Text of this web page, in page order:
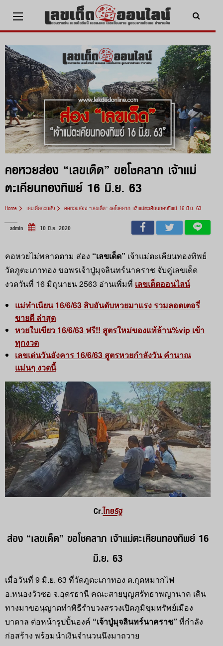
content
คอหวยส่อง “เลขเด็ด” ขอโชคลาภ เจ้าแม่
ตะเคียนทองทิพย์ 16 มิ.ย. 63
Home เลขเด็ดหวยดัง คอหวยส่อง “เลขเด็ด” ขอโชคลาภ เจ้าแม่ตะเคียนทองทิพย์ 16 มิ.ย. 63
admin 10 มิ.ย. 2020
คอหวยไม่พลาดตาม ส่อง “เลขเด็ด” เจ้าแม่ตะเคียนทองทิพย์
วัดภูตะเภาทอง ขอพรเจ้าปู่มุจลินทร์นาคราช จับคู่เลขเด็ด
งวดวันที่ 16 มิถุนายน 2563 อ่านเพิ่มที่ เลขเด็ดออนไลน์
แม่ทำเนียน 16/6/63 สิบอันดับหวยมาแรง รวมลอตเตอรี่
ขายดี ล่าสุด
หวยใบเขียว 16/6/63 ฟรี!! สูตรใหม่ของแท้ล้าน%vip เข้า
ทุกงวด
เลขเด่นวันอังคาร 16/6/63 สูตรหวยกำลังวัน คำนาณ
แม่นๆ งวดนี้
Cr.ไทยรัฐ
ส่อง “เลขเด็ด” ขอโชคลาภ เจ้าแม่ตะเคียนทองทิพย์ 16
มิ.ย. 63
เมื่อวันที่ 9 มิ.ย. 63 ที่วัดภูตะเภาทอง ต.กุดหมากไฟ
อ.หนองวัวซอ จ.อุดรธานี คณะสายบุญศรัทธาพญานาค เดิน
ทางมาขอนุญาตทำพิธีรำบวงสรวงเปิดภูมิขุมทรัพย์เมือง
บาดาล ต่อหน้ารูปปั้นองค์ “เจ้าปู่มุจลินทร์นาคราช” ที่กำลัง
ก่อสร้าง พร้อมนำเงินจำนวนนึงมาถวาย
x ปิดโฆษณา